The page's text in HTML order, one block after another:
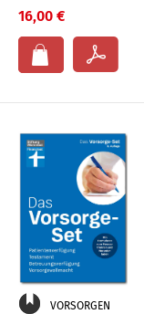
16,00 €
VORSORGEN